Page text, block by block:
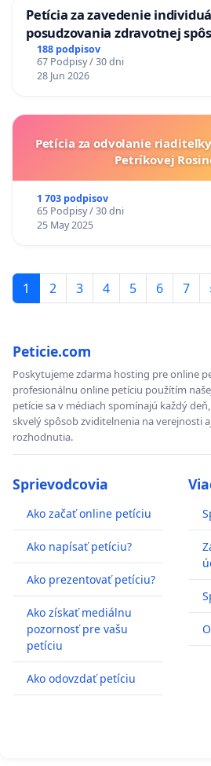
Petícia za zavedenie
posudzovania zdravotnej
diabetom 1. a 2. typu pri
Policajného zboru SR
188 podpisov
67 Podpisy / 30 dni
28 Jun 2026
Petícia za odvolanie riaditeľky
Petríkovej
1 703 podpisov
65 Podpisy / 30 dni
25 May 2025
1 2 3 4 5 6 7
Peticie.com
Poskytujeme zdarma hosting pre online
profesionálnu online petíciu použítím
petície sa v médiach spomínajú každý
skvelý spôsob zviditelnenia na verejnosti
rozhodnutia.
Sprievodcovia
Ako začať online petíciu
Ako napísať petíciu?
Ako prezentovať petíciu?
Ako získať mediálnu
pozornosť pre vašu
petíciu
Ako odovzdať petíciu